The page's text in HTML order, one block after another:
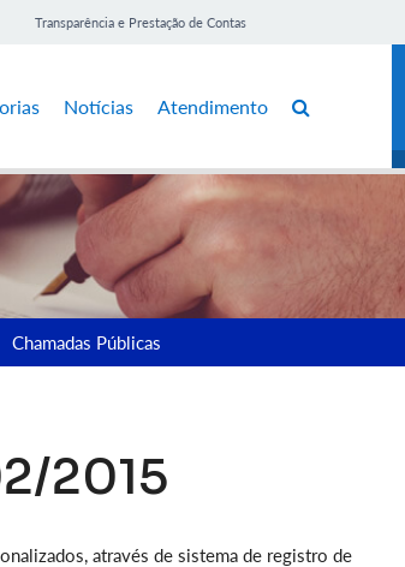
Transparência e Prestação de Contas
Notícias Atendimento
Chamadas Públicas
2015
através de sistema de registro de